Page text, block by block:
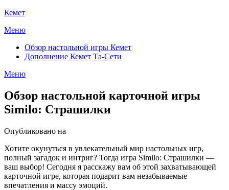
Перейти
содержимому
Кемет
Меню
Обзор настольной игры Кемет
Дополнение Кемет Та-Сети
Меню
Обзор настольной карточной игры
Similo: Страшилки
Опубликовано на
Хотите окунуться в увлекательный мир настольных игр,
полный загадок и интриг? Тогда игра Similo: Страшилки —
ваш выбор! Сегодня я расскажу вам об этой захватывающей
карточной игре, которая подарит вам незабываемые
впечатления и массу эмоций.